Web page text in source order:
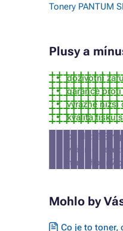
Tonery PANTUM
Plusy a
doživotní
garance
výrazně nižší
kvalita tisku
přibližně 3%
vrátíme
není vhodný
Mohlo by
Co je to toner,